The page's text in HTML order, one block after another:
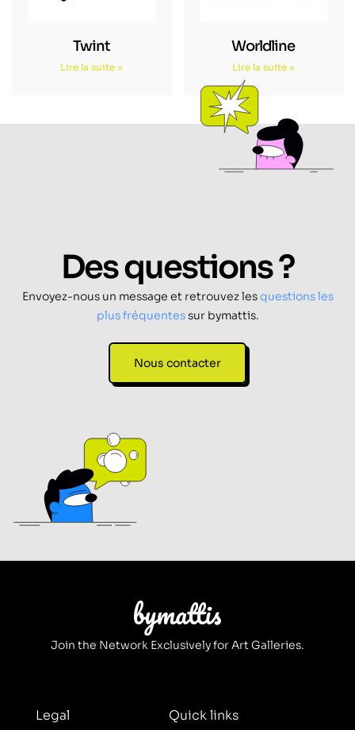
Twint
Lire la suite »
Worldline
Lire la suite »
Des questions ?
Envoyez-nous un message et retrouvez lesquestions les
plus fréquentessur bymattis.
Nous contacter
Join the Network Exclusively for Art Galleries.
Legal
Quick links